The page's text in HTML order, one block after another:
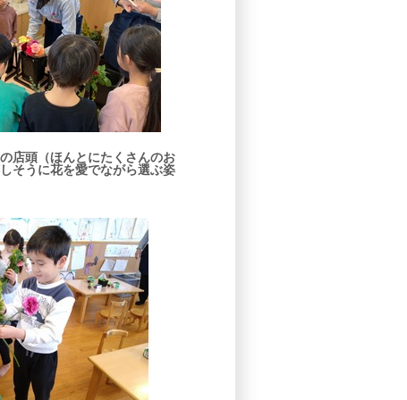
店頭（ほんとにたくさんのお
そうに花を愛でながら選ぶ姿